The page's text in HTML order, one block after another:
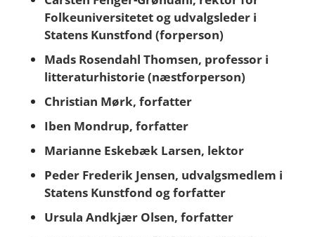
Folkeuniversitetet og udvalgsleder i
Statens Kunstfond (forperson)
Mads Rosendahl Thomsen, professor i
litteraturhistorie (næstforperson)
Christian Mørk, forfatter
Iben Mondrup, forfatter
Marianne Eskebæk Larsen, lektor
Peder Frederik Jensen, udvalgsmedlem i
Statens Kunstfond og forfatter
Ursula Andkjær Olsen, forfatter